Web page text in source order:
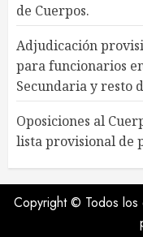
de Cuerpos.
Adjudicación
para funcionarios
Secundaria y resto
Oposiciones al
lista provisional de
Copyright © Todos los